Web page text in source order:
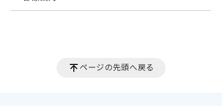
ページの先頭へ戻る